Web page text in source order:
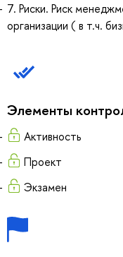
7. Риски. Риск
организации ( в т.ч.
Элементы
Активность
Проект
Экзамен